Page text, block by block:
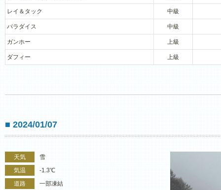
レイ＆タック 中級
パラダイス 中級
ガンホー 上級
ダフィー 上級
■ 2024/01/07
天気
雪
気温
-1.3℃
道路
一部凍結